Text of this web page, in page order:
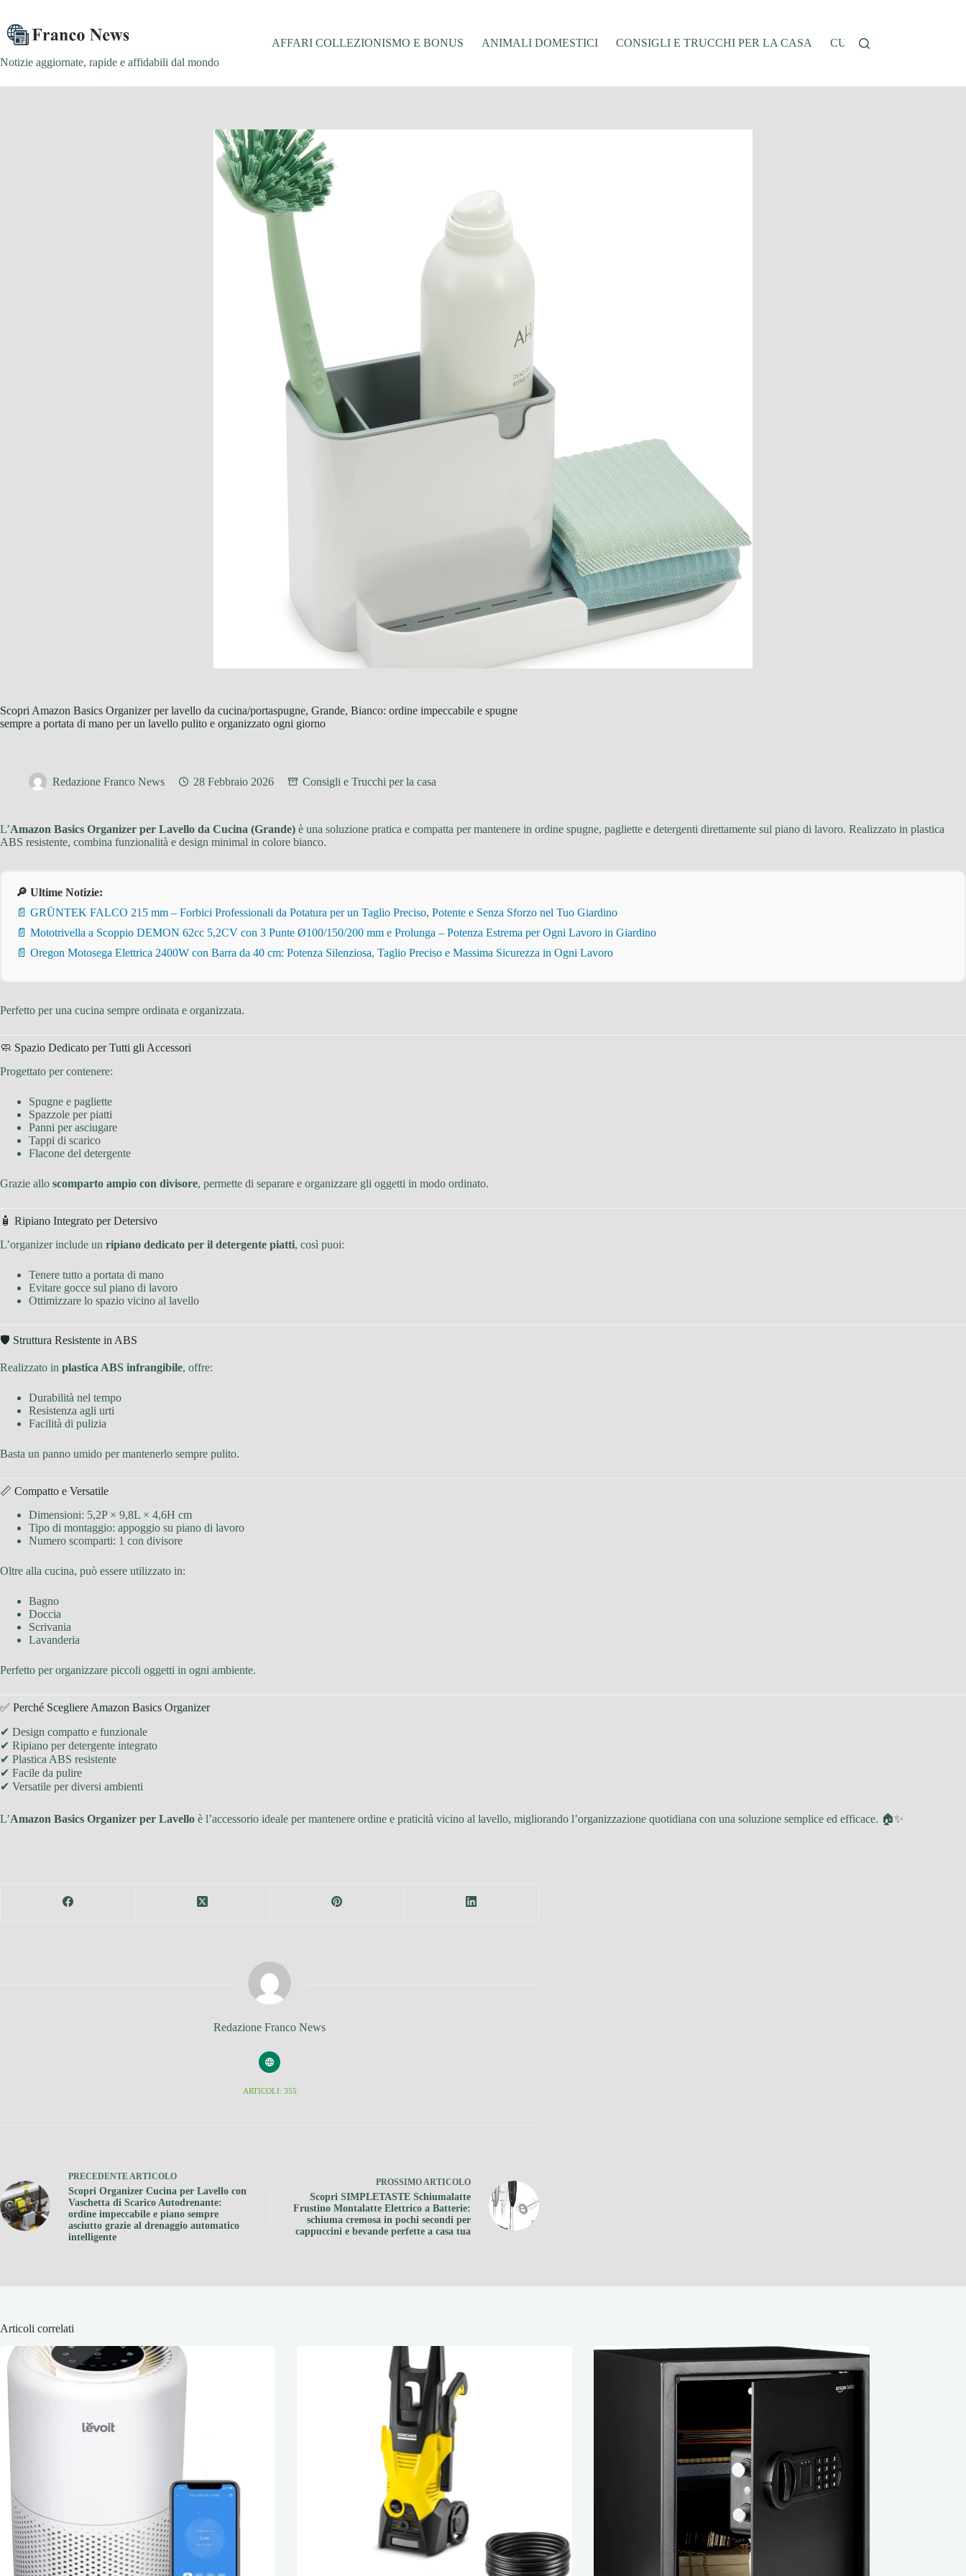
contenuto
Notizie aggiornate, rapide e affidabili dal mondo
AFFARI COLLEZIONISMO E BONUS ANIMALI DOMESTICI CONSIGLI E TRUCCHI PER LA CASA CUCINA E RICETTE
Scopri Amazon Basics Organizer per lavello da cucina/portaspugne, Grande, Bianco: ordine impeccabile e spugne
sempre a portata di mano per un lavello pulito e organizzato ogni giorno
Redazione Franco News 28 Febbraio 2026 Consigli e Trucchi per la casa
L’Amazon Basics Organizer per Lavello da Cucina (Grande) è una soluzione pratica e compatta per mantenere in ordine spugne, pagliette e detergenti direttamente sul piano di lavoro. Realizzato in plastica
ABS resistente, combina funzionalità e design minimal in colore bianco.
🔎 Ultime Notizie:
📄 GRÜNTEK FALCO 215 mm – Forbici Professionali da Potatura per un Taglio Preciso, Potente e Senza Sforzo nel Tuo Giardino
📄 Mototrivella a Scoppio DEMON 62cc 5,2CV con 3 Punte Ø100/150/200 mm e Prolunga – Potenza Estrema per Ogni Lavoro in Giardino
📄 Oregon Motosega Elettrica 2400W con Barra da 40 cm: Potenza Silenziosa, Taglio Preciso e Massima Sicurezza in Ogni Lavoro
Perfetto per una cucina sempre ordinata e organizzata.
🧼 Spazio Dedicato per Tutti gli Accessori
Progettato per contenere:
Spugne e pagliette
Spazzole per piatti
Panni per asciugare
Tappi di scarico
Flacone del detergente
Grazie allo scomparto ampio con divisore, permette di separare e organizzare gli oggetti in modo ordinato.
🧴 Ripiano Integrato per Detersivo
L’organizer include un ripiano dedicato per il detergente piatti, così puoi:
Tenere tutto a portata di mano
Evitare gocce sul piano di lavoro
Ottimizzare lo spazio vicino al lavello
🛡 Struttura Resistente in ABS
Realizzato in plastica ABS infrangibile, offre:
Durabilità nel tempo
Resistenza agli urti
Facilità di pulizia
Basta un panno umido per mantenerlo sempre pulito.
📏 Compatto e Versatile
Dimensioni: 5,2P × 9,8L × 4,6H cm
Tipo di montaggio: appoggio su piano di lavoro
Numero scomparti: 1 con divisore
Oltre alla cucina, può essere utilizzato in:
Bagno
Doccia
Scrivania
Lavanderia
Perfetto per organizzare piccoli oggetti in ogni ambiente.
✅ Perché Scegliere Amazon Basics Organizer
✔ Design compatto e funzionale
✔ Ripiano per detergente integrato
✔ Plastica ABS resistente
✔ Facile da pulire
✔ Versatile per diversi ambienti
L’Amazon Basics Organizer per Lavello è l’accessorio ideale per mantenere ordine e praticità vicino al lavello, migliorando l’organizzazione quotidiana con una soluzione semplice ed efficace. 🏠✨
Redazione Franco News
ARTICOLI: 355
PRECEDENTEARTICOLO
Scopri Organizer Cucina per Lavello con
Vaschetta di Scarico Autodrenante:
ordine impeccabile e piano sempre
asciutto grazie al drenaggio automatico
intelligente
PROSSIMOARTICOLO
Scopri SIMPLETASTE Schiumalatte
Frustino Montalatte Elettrico a Batterie:
schiuma cremosa in pochi secondi per
cappuccini e bevande perfette a casa tua
Articoli correlati